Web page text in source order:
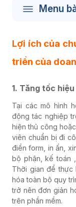
Menu
Lợi ích của
triển của
1. Tăng tốc
Tại các mô hình
động tác nghiệp
hiện thủ công
viên chuẩn bị đi
điền form, in ấn,
bộ phận, kế toán
Thời gian để thực
hóa toàn bộ quy
trở nên đơn giản
trên phần mềm.